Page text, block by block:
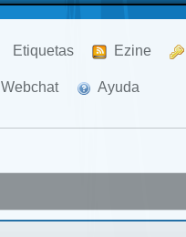
Etiquetas Ezine
Webchat Ayuda